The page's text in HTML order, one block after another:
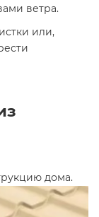
ветра.
или,
дома.